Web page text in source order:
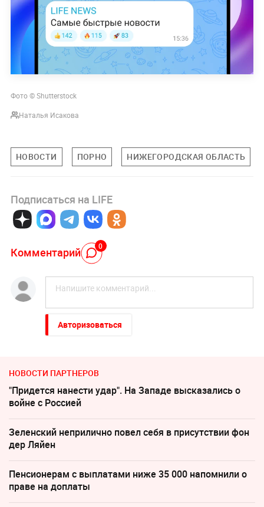
Фото © Shutterstock
Наталья Исакова
НОВОСТИ ПОРНО НИЖЕГОРОДСКАЯ ОБЛАСТЬ
Подписаться на LIFE
Комментарий 0
Авторизоваться
НОВОСТИ ПАРТНЕРОВ
"Придется нанести удар". На Западе высказались о
войне с Россией
Зеленский неприлично повел cебя в присутствии фон
дер Ляйен
Пенсионерам с выплатами ниже 35 000 напомнили о
праве на доплаты